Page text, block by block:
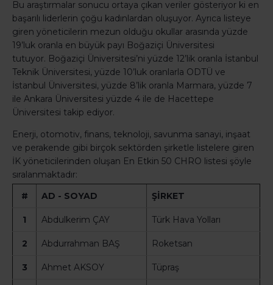
Bu araştırmalar sonucu ortaya çıkan veriler gösteriyor ki en
başarılı liderlerin çoğu kadınlardan oluşuyor. Ayrıca listeye
giren yöneticilerin mezun olduğu okullar arasında yüzde
19’luk oranla en büyük payı Boğaziçi Üniversitesi
tutuyor. Boğaziçi Üniversitesi’ni yüzde 12’lik oranla İstanbul
Teknik Üniversitesi, yüzde 10’luk oranlarla ODTÜ ve
İstanbul Üniversitesi, yüzde 8’lik oranla Marmara, yüzde 7
ile Ankara Üniversitesi yüzde 4 ile de Hacettepe
Üniversitesi takip ediyor.
Enerji, otomotiv, finans, teknoloji, savunma sanayi, inşaat
ve perakende gibi birçok sektörden şirketle listelere giren
İK yöneticilerinden oluşan En Etkin 50 CHRO listesi şöyle
sıralanmaktadır:
#
AD - SOYAD ŞİRKET
1 Abdulkerim ÇAY Türk Hava Yolları
2 Abdurrahman BAŞ Roketsan
3 Ahmet AKSOY Tüpraş